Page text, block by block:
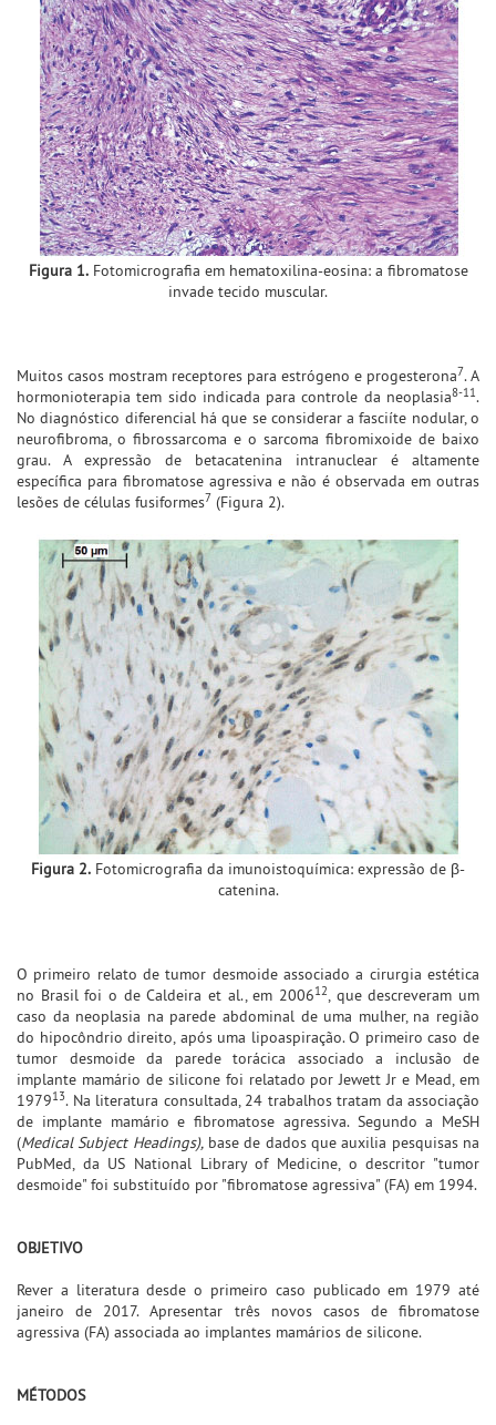
Figura 1.Fotomicrografia em hematoxilina-eosina: a fibromatose
invade tecido muscular.
Muitos casos mostram receptores para estrógeno e progesterona7. A
hormonioterapia tem sido indicada para controle da neoplasia8-11.
No diagnóstico diferencial há que se considerar a fasciíte nodular, o
neurofibroma, o fibrossarcoma e o sarcoma fibromixoide de baixo
grau. A expressão de betacatenina intranuclear é altamente
específica para fibromatose agressiva e não é observada em outras
lesões de células fusiformes7 (Figura 2).
Figura 2. Fotomicrografia da imunoistoquímica: expressão de β-
catenina.
O primeiro relato de tumor desmoide associado a cirurgia estética
no Brasil foi o de Caldeira et al., em 200612, que descreveram um
caso da neoplasia na parede abdominal de uma mulher, na região
do hipocôndrio direito, após uma lipoaspiração. O primeiro caso de
tumor desmoide da parede torácica associado a inclusão de
implante mamário de silicone foi relatado por Jewett Jr e Mead, em
197913. Na literatura consultada, 24 trabalhos tratam da associação
de implante mamário e fibromatose agressiva. Segundo a MeSH
(Medical Subject Headings),base de dados que auxilia pesquisas na
PubMed, da US National Library of Medicine, o descritor "tumor
desmoide" foi substituído por "fibromatose agressiva" (FA) em 1994.
OBJETIVO
Rever a literatura desde o primeiro caso publicado em 1979 até
janeiro de 2017. Apresentar três novos casos de fibromatose
agressiva (FA) associada ao implantes mamários de silicone.
MÉTODOS